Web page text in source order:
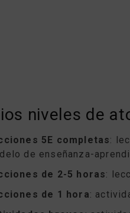
niveles de
5E completas:
de enseñanza-
de 2-5 horas:
de 1 hora: